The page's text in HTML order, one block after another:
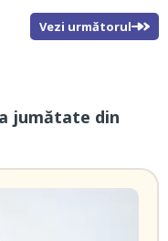
Vezi următorul
jumătate din